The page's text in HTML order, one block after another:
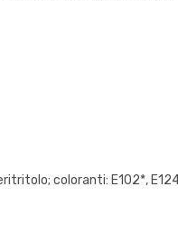
coloranti: E102*,